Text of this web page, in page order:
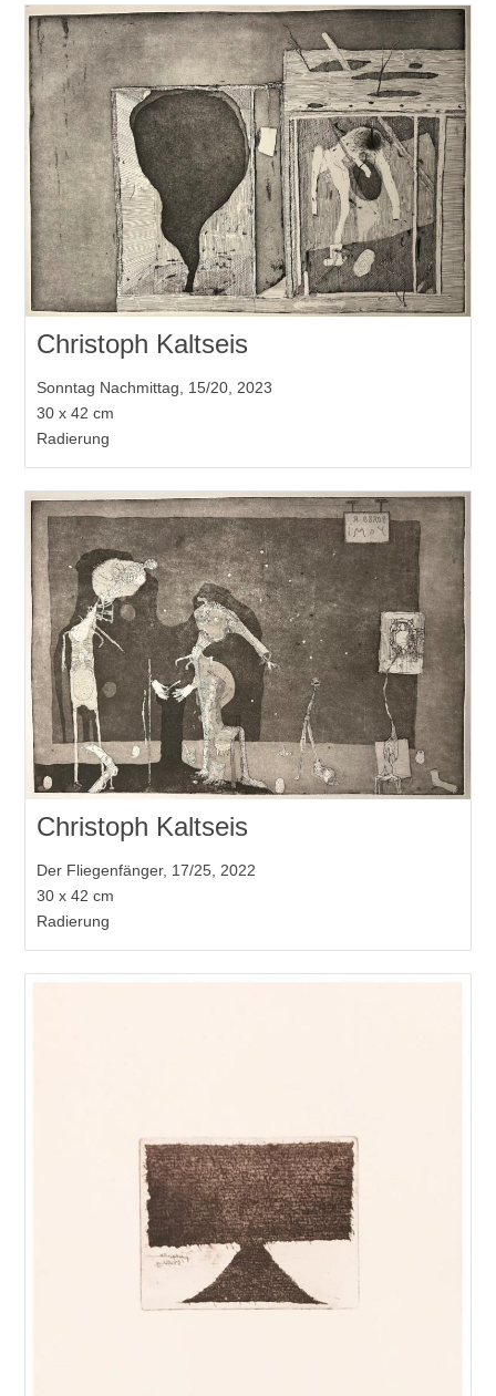
Christoph Kaltseis
Sonntag Nachmittag, 15/20, 2023
30 x 42 cm
Radierung
Christoph Kaltseis
Der Fliegenfänger, 17/25, 2022
30 x 42 cm
Radierung